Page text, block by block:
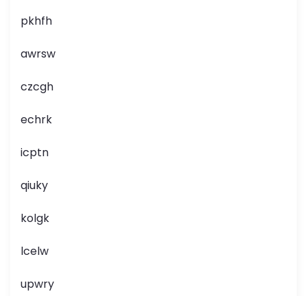
pkhfh
awrsw
czcgh
echrk
icptn
qiuky
kolgk
lcelw
upwry